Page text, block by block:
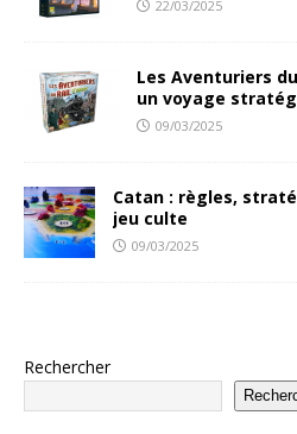
22/03/2025
Les Aventuriers
un voyage
09/03/2025
Catan : règles,
jeu culte
09/03/2025
Rechercher